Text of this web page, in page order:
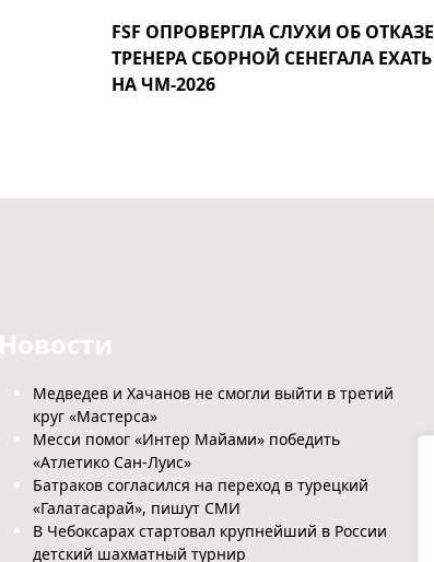
FSF ОПРОВЕРГЛА СЛУХИ ОБ ОТКАЗЕ
ТРЕНЕРА СБОРНОЙ СЕНЕГАЛА ЕХАТЬ
НА ЧМ-2026
Новости
Медведев и Хачанов не смогли выйти в третий
круг «Мастерса»
Месси помог «Интер Майами» победить
«Атлетико Сан-Луис»
Батраков согласился на переход в турецкий
«Галатасарай», пишут СМИ
В Чебоксарах стартовал крупнейший в России
детский шахматный турнир